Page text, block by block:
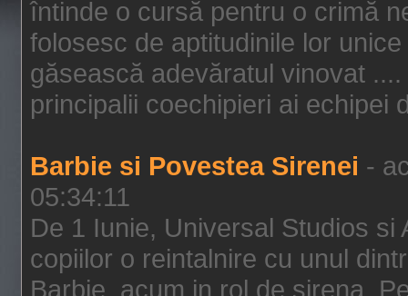
întinde o cursă pentru o crimă
folosesc de aptitudinile lor
găsească adevăratul vinovat
principalii coechipieri ai echipei
Barbie si Povestea Sirenei -
05:34:11
De 1 Iunie, Universal Studios si
copiilor o reintalnire cu unul
Barbie, acum in rol de sirena.